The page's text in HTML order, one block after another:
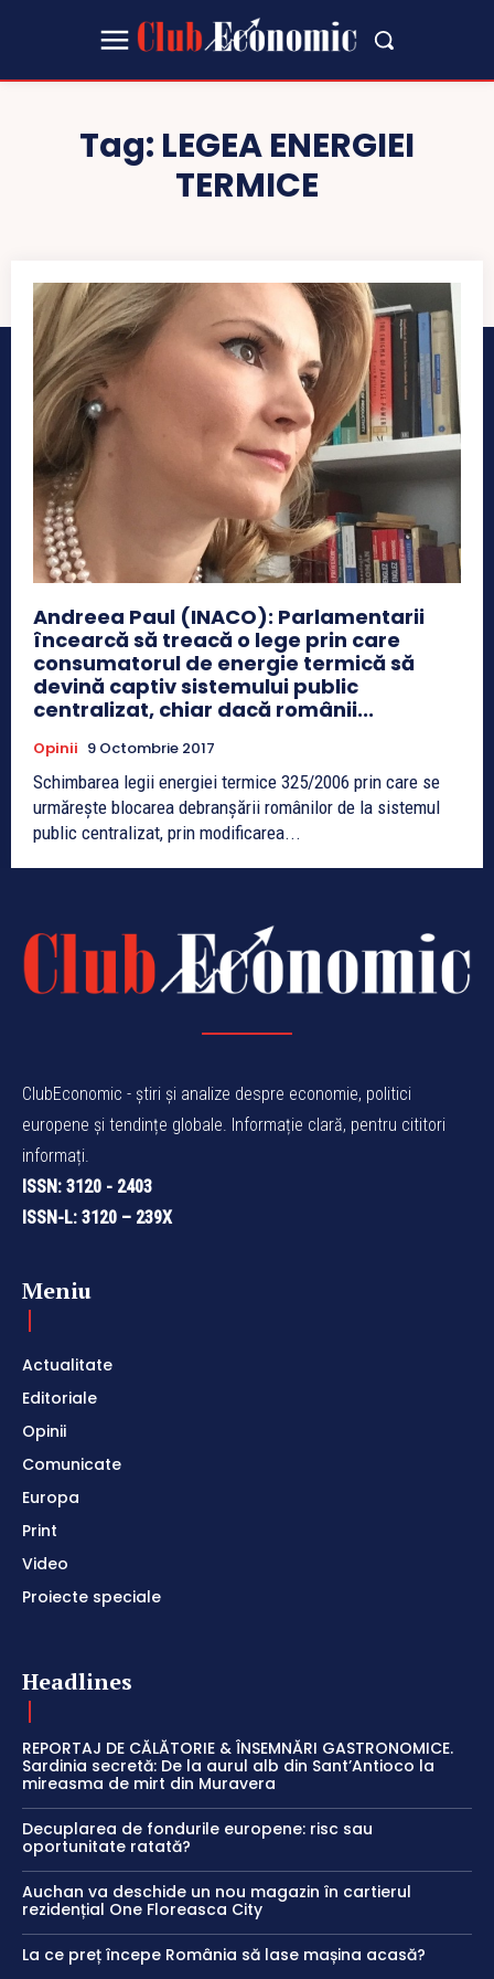
Tag: LEGEA ENERGIEI
TERMICE
Andreea Paul (INACO): Parlamentarii
încearcă să treacă o lege prin care
consumatorul de energie termică să
devină captiv sistemului public
centralizat, chiar dacă românii...
Opinii 9 Octombrie 2017
Schimbarea legii energiei termice 325/2006 prin care se
urmărește blocarea debranșării românilor de la sistemul
public centralizat, prin modificarea...
ClubEconomic - știri și analize despre economie, politici
europene și tendințe globale. Informație clară, pentru cititori
informați.
ISSN: 3120 - 2403
ISSN-L: 3120 – 239X
Meniu
Actualitate
Editoriale
Opinii
Comunicate
Europa
Print
Video
Proiecte speciale
Headlines
REPORTAJ DE CĂLĂTORIE & ÎNSEMNĂRI GASTRONOMICE.
Sardinia secretă: De la aurul alb din Sant’Antioco la
mireasma de mirt din Muravera
Decuplarea de fondurile europene: risc sau
oportunitate ratată?
Auchan va deschide un nou magazin în cartierul
rezidențial One Floreasca City
La ce preț începe România să lase mașina acasă?